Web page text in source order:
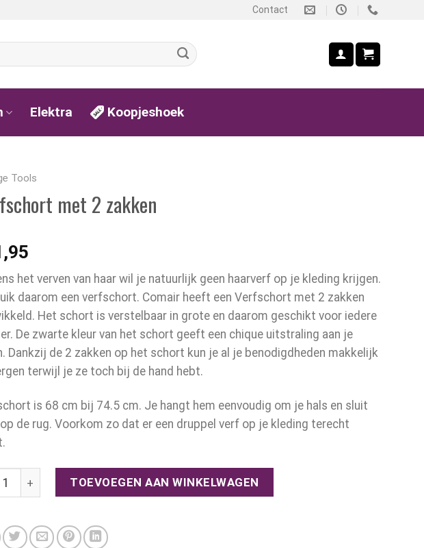
Contact
Elektra Koopjeshoek
Tools
met 2 zakken
het verven van haar wil je natuurlijk geen haarverf op je kleding krijgen.
daarom een verfschort. Comair heeft een Verfschort met 2 zakken
Het schort is verstelbaar in grote en daarom geschikt voor iedere
De zwarte kleur van het schort geeft een chique uitstraling aan je
Dankzij de 2 zakken op het schort kun je al je benodigdheden makkelijk
terwijl je ze toch bij de hand hebt.
is 68 cm bij 74.5 cm. Je hangt hem eenvoudig om je hals en sluit
de rug. Voorkom zo dat er een druppel verf op je kleding terecht
met 2 zakken aantal
TOEVOEGEN AAN WINKELWAGEN